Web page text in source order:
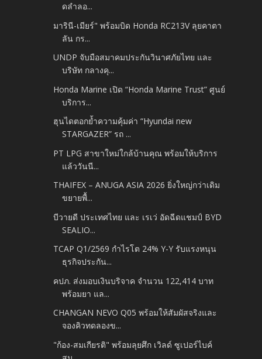
ดลำลอ...
มารินี-เมียร์" พร้อมบิด Honda RC213V ลุยคาตา
ลัน กร...
UNDP จับมือสมาคมประกันวินาศภัยไทย และ
บริษัท กลางคุ...
Honda Marine เปิด “Honda Marine Trust” ศูนย์
บริการ...
ฮุนไดตอกย้ำความคุ้มค่า “Hyundai new
STARGAZER” รถ ...
PT LPG สาขาใหม่ใกล้บ้านคุณ พร้อมให้บริการ
แล้ววันนี...
THAIFEX – ANUGA ASIA 2026 ยิ่งใหญ่กว่าเดิม
ขยายพื้...
บีวายดี ประเทศไทย และ เรเว่ อัดฉีดแชมป์ BYD
SEALIO...
TCAP Q1/2569 กำไรโต 24% Y-Y รับแรงหนุน
ธุรกิจประกัน...
คปภ. ส่งมอบเงินบริจาค จำนวน 122,414 บาท
พร้อมยา แล...
CHANGAN NEVO Q05 พร้อมให้สัมผัสจริงและ
จองคิวทดลองข...
"ก้อง-สมเกียรติ" พร้อมลุยศึก เวิลด์ ซูเปอร์ไบค์